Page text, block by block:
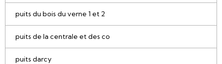
puits du bois du verne 1 et 2
puits de la centrale et des co
puits darcy